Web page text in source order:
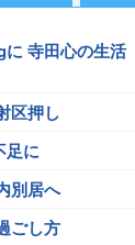
寺田心の生活
区押し
足に
別居へ
ごし方